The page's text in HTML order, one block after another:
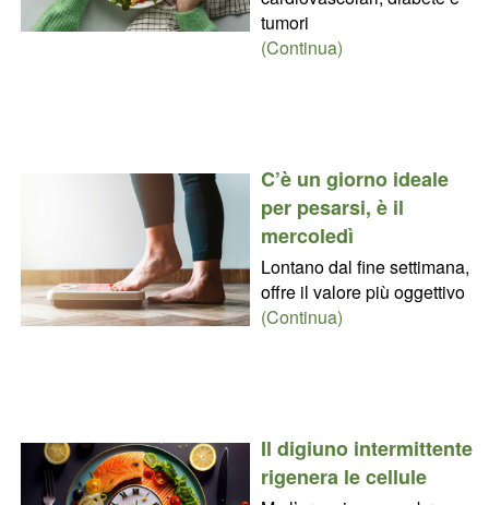
tumori
(Continua)
C’è un giorno ideale
per pesarsi, è il
mercoledì
Lontano dal fine settimana,
offre il valore più oggettivo
(Continua)
Il digiuno intermittente
rigenera le cellule